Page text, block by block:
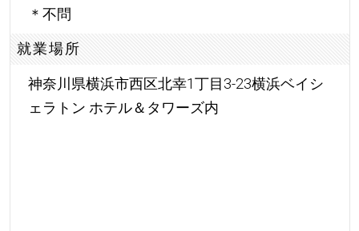
＊不問
就業場所
神奈川県横浜市西区北幸1丁目3-23横浜ベイシ
ェラトン ホテル＆タワーズ内